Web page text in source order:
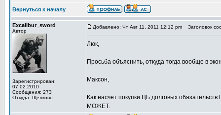
Вернуться к началу
Excalibur_sword
Автор
Зарегистрирован:
07.02.2010
Сообщения: 273
Откуда: Щелково
Добавлено: Чт Авг 11, 2011 12:12 pm Заголовок
Люк,
Просьба объяснить, откуда тогда вообще в
Максон,
Как насчет покупки ЦБ долговых
МОЖЕТ.